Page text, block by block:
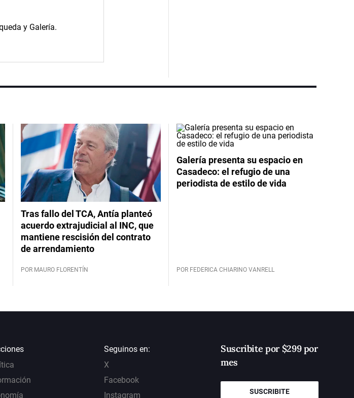
y Galería.
Tras fallo del TCA, Antía planteó
acuerdo extrajudicial al INC, que
mantiene rescisión del contrato
de arrendamiento
POR MAURO FLORENTÍN
Galería presenta su espacio en
Casadeco: el refugio de una
periodista de estilo de vida
POR FEDERICA CHIARINO VANRELL
Seguinos en:
X
Facebook
Instagram
Suscribite por $299 por
mes
SUSCRIBITE